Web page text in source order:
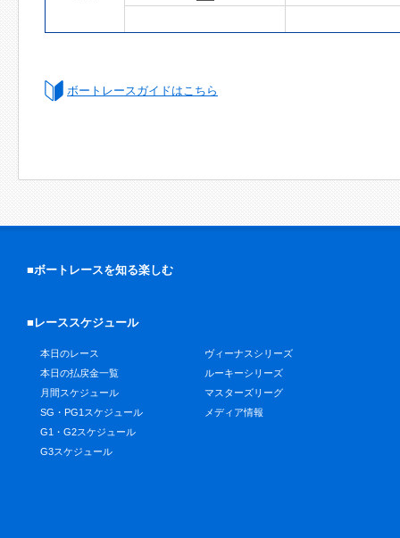
ボートレースガイドはこちら
■ボートレースを知る楽しむ
■レーススケジュール
本日のレース
本日の払戻金一覧
月間スケジュール
SG・PG1スケジュール
G1・G2スケジュール
G3スケジュール
ヴィーナスシリーズ
ルーキーシリーズ
マスターズリーグ
メディア情報